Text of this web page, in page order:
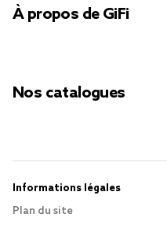
À propos de GiFi
Nos catalogues
Informations légales
Plan du site